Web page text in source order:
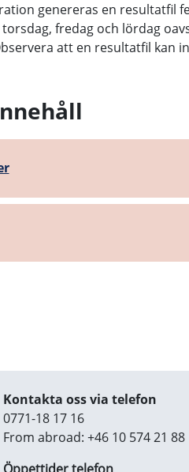
genereras en resultatfil
torsdag, fredag och lördag
att en resultatfil kan
Kontakta oss via telefon
0771-18 17 16
From abroad: +46 10 574 21 88